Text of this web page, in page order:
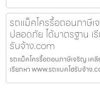
รถแม็คโครรื้อถอนภาษี
ปลอดภัย ได้มาตรฐาน เ
รับจ้าง.com
รถแม็คโครรื้อถอนภาษีเจริญ เค
เรียกหา www.รถแบคโฮรับจ้าง